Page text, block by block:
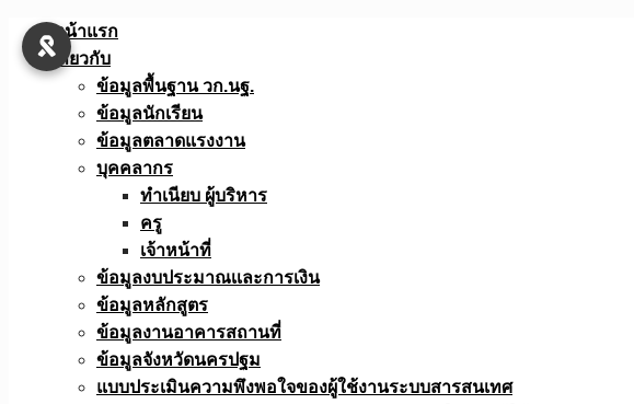
Skip
หน้าแรก
เกี่ยวกับ
ข้อมูลพื้นฐาน วก.นฐ.
ข้อมูลนักเรียน
ข้อมูลตลาดแรงงาน
บุคคลากร
ทำเนียบ ผู้บริหาร
ครู
เจ้าหน้าที่
ข้อมูลงบประมาณเเละการเงิน
ข้อมูลหลักสูตร
ข้อมูลงานอาคารสถานที่
ข้อมูลจังหวัดนครปฐม
แบบประเมินความพึงพอใจของผู้ใช้งานระบบสารสนเทศ